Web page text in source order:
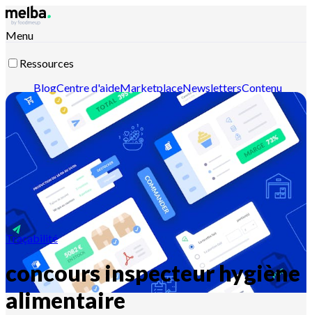
Menu
Ressources
BlogCentre d'aideMarketplaceNewslettersContenu
intelligentDocumentation APIDocumentation MCP
Contactez-nousDécouvrir melba
Traçabilité
concours inspecteur hygiène
alimentaire